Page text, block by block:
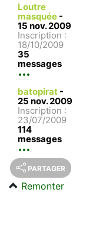
Loutre
masquée -
15 nov. 2009
Inscription :
18/10/2009
35
messages
batopirat -
25 nov. 2009
Inscription :
23/07/2009
114
messages
PARTAGER
Remonter